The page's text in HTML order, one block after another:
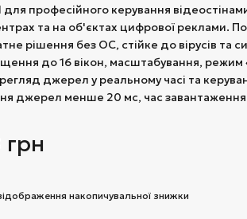
для професійного керування
та на об'єктах цифрової реклами.
рішення без ОС, стійке до вірусів та
до 16 вікон, масштабування, режим
джерел у реальному часі та
джерел менше 20 мс, час завантаження
накопичувальної знижки